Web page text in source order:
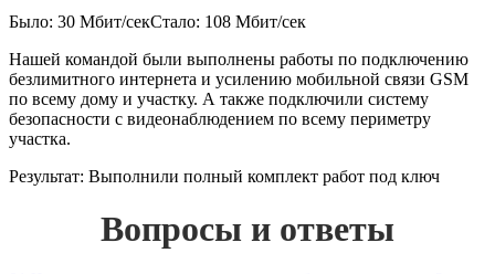
Было: 30 Мбит/секСтало: 108 Мбит/сек
Нашей командой были выполнены работы по подключению
безлимитного интернета и усилению мобильной связи GSM
по всему дому и участку. А также подключили систему
безопасности с видеонаблюдением по всему периметру
участка.
Результат: Выполнили полный комплект работ под ключ
Вопросы и ответы